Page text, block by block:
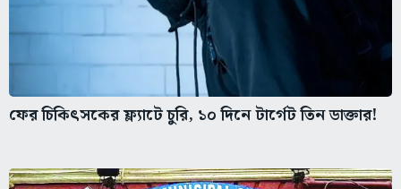
ফের চিকিৎসকের ফ্ল্যাটে চুরি, ১০ দিনে টার্গেট তিন ডাক্তার!